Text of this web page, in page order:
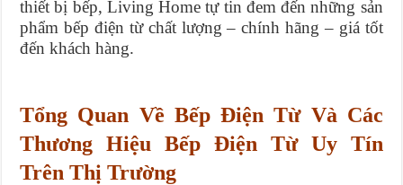
thiết bị bếp, Living Home tự tin đem đến những sản
phẩm bếp điện từ chất lượng – chính hãng – giá tốt
đến khách hàng.
Tổng Quan Về Bếp Điện Từ Và Các
Thương Hiệu Bếp Điện Từ Uy Tín
Trên Thị Trường